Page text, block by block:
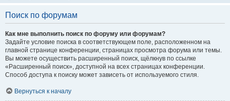
Поиск по форумам
Как мне выполнить поиск по форуму или форумам?
Задайте условие поиска в соответствующем поле, расположенном на
главной странице конференции, страницах просмотра форума или темы.
Вы можете осуществить расширенный поиск, щёлкнув по ссылке
«Расширенный поиск», доступной на всех страницах конференции.
Способ доступа к поиску может зависеть от используемого стиля.
Вернуться к началу